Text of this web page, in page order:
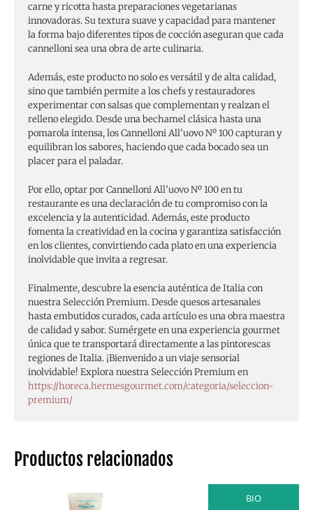
Productos relacionados
BIO
carne y ricotta hasta preparaciones vegetarianas
innovadoras. Su textura suave y capacidad para mantener
la forma bajo diferentes tipos de cocción aseguran que cada
cannelloni sea una obra de arte culinaria.
Además, este producto no solo es versátil y de alta calidad,
sino que también permite a los chefs y restauradores
experimentar con salsas que complementan y realzan el
relleno elegido. Desde una bechamel clásica hasta una
pomarola intensa, los Cannelloni All’uovo Nº 100 capturan y
equilibran los sabores, haciendo que cada bocado sea un
placer para el paladar.
Por ello, optar por Cannelloni All’uovo Nº 100 en tu
restaurante es una declaración de tu compromiso con la
excelencia y la autenticidad. Además, este producto
fomenta la creatividad en la cocina y garantiza satisfacción
en los clientes, convirtiendo cada plato en una experiencia
inolvidable que invita a regresar.
Finalmente, descubre la esencia auténtica de Italia con
nuestra Selección Premium. Desde quesos artesanales
hasta embutidos curados, cada artículo es una obra maestra
de calidad y sabor. Sumérgete en una experiencia gourmet
única que te transportará directamente a las pintorescas
regiones de Italia. ¡Bienvenido a un viaje sensorial
inolvidable! Explora nuestra Selección Premium en
https://horeca.hermesgourmet.com/categoria/seleccion-
premium/